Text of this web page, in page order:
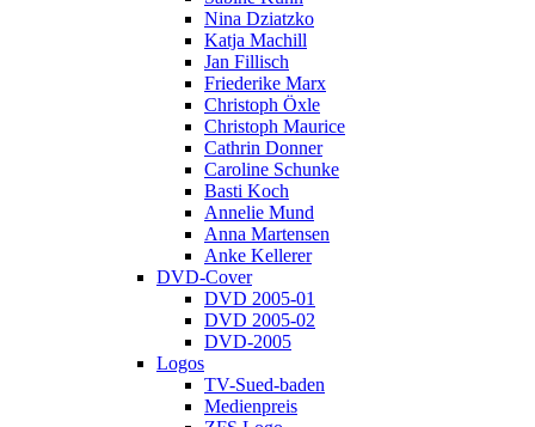
Nina Dziatzko
Katja Machill
Jan Fillisch
Friederike Marx
Christoph Öxle
Christoph Maurice
Cathrin Donner
Caroline Schunke
Basti Koch
Annelie Mund
Anna Martensen
Anke Kellerer
DVD-Cover
DVD 2005-01
DVD 2005-02
DVD-2005
Logos
TV-Sued-baden
Medienpreis